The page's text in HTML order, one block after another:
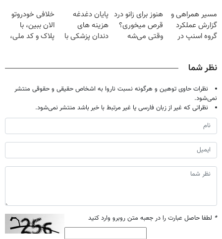
کن
میکنه
(40%تخفیف)
مشاوره رایگان
بگیر!
میلیون !
مسیر همراهی و
گزارش عملکرد
گروه اسنپ در
هنوز برای زانو درد
قرص میخوری؟
وقتی می‌شه
پایان دغدغه
هزینه های
دندان پزشکی با
خلافی خودروتو
الان ببین، با
پلاک و کد ملی،
نظر شما
نظرات حاوی توهین و هرگونه نسبت ناروا به اشخاص حقیقی و حقوقی منتشر
نمی‌شود.
نظراتی که غیر از زبان فارسی یا غیر مرتبط با خبر باشد منتشر نمی‌شود.
* لطفا حاصل عبارت را در جعبه متن روبرو وارد کنید